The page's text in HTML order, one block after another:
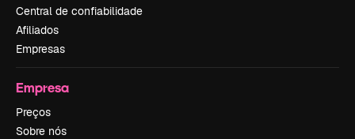
Central de confiabilidade
Afiliados
Empresas
Empresa
Preços
Sobre nós